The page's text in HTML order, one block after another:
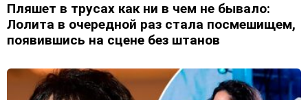
Пляшет в трусах как ни в чем не бывало:
Лолита в очередной раз стала посмешищем,
появившись на сцене без штанов